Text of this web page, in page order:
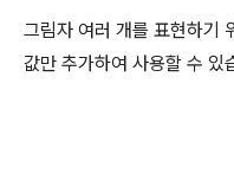
그림자 여러 개를 표현하기
값만 추가하여 사용할 수 있